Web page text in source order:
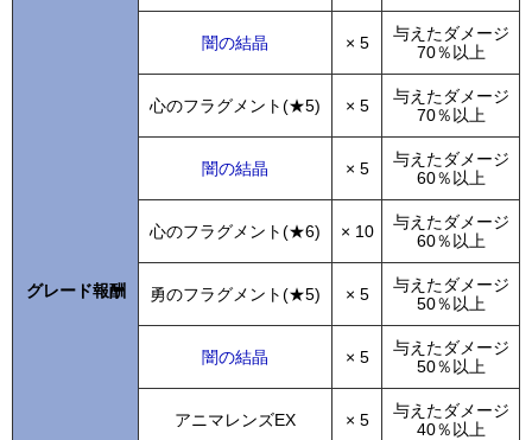
グレード報酬
闇の結晶 × 5
与えたダメージ
70％以上
心のフラグメント(★5) × 5
与えたダメージ
70％以上
闇の結晶 × 5
与えたダメージ
60％以上
心のフラグメント(★6) × 10
与えたダメージ
60％以上
勇のフラグメント(★5) × 5
与えたダメージ
50％以上
闇の結晶 × 5
与えたダメージ
50％以上
アニマレンズEX × 5
与えたダメージ
40％以上